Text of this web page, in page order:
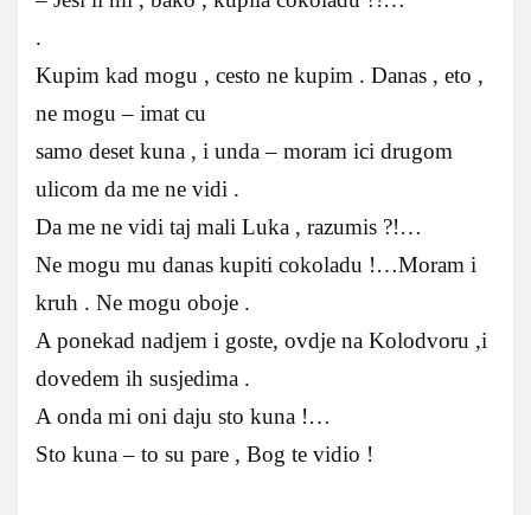
.
Kupim kad mogu , cesto ne kupim . Danas , eto ,
ne mogu – imat cu
samo deset kuna , i unda – moram ici drugom
ulicom da me ne vidi .
Da me ne vidi taj mali Luka , razumis ?!…
Ne mogu mu danas kupiti cokoladu !…Moram i
kruh . Ne mogu oboje .
A ponekad nadjem i goste, ovdje na Kolodvoru ,i
dovedem ih susjedima .
A onda mi oni daju sto kuna !…
Sto kuna – to su pare , Bog te vidio !